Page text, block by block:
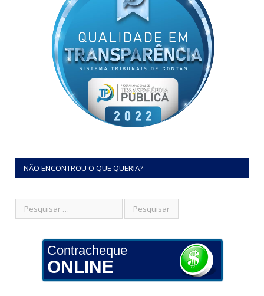
NÃO ENCONTROU O QUE QUERIA?
Contracheque
ONLINE